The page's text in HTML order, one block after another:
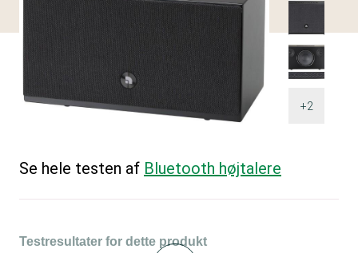
+2
Se hele testen af Bluetooth højtalere
Testresultater for dette produkt